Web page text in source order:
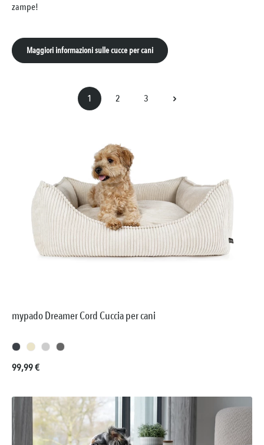
zampe!
Maggiori informazioni sulle cucce per cani
Pagina
1 Pagina
2 Pagina
3
mypado Dreamer Cord Cuccia per cani
Prezzo normale:
99,99 €